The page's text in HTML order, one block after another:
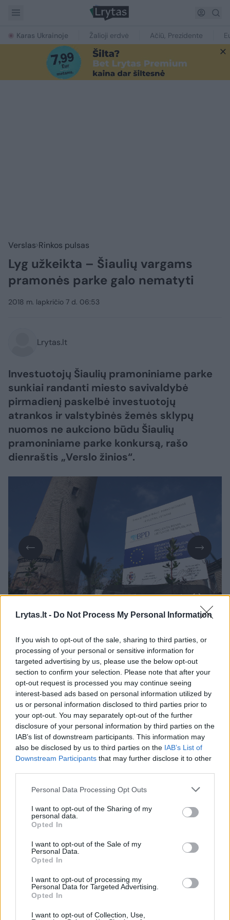
Lrytas.lt - Do Not Process My Personal Information
If you wish to opt-out of the sale, sharing to third parties, or
processing of your personal or sensitive information for
targeted advertising by us, please use the below opt-out
section to confirm your selection. Please note that after your
opt-out request is processed you may continue seeing
interest-based ads based on personal information utilized by
us or personal information disclosed to third parties prior to
your opt-out. You may separately opt-out of the further
disclosure of your personal information by third parties on the
IAB’s list of downstream participants. This information may
also be disclosed by us to third parties on the IAB’s List of
Downstream Participants that may further disclose it to other
Personal Data Processing Opt Outs
I want to opt-out of the Sharing of my
personal data.
Opted In
I want to opt-out of the Sale of my
Personal Data.
Opted In
I want to opt-out of processing my
Personal Data for Targeted Advertising.
Opted In
I want to opt-out of Collection, Use,
Karas Ukrainoje Žalioji erdvė Ačiū, Prezidente
Verslas Rinkos pulsas
Lyg užkeikta – Šiaulių vargams
pramonės parke galo nematyti
2018 m. lapkričio 7 d. 06:53
Lrytas.lt
Investuotojų Šiaulių pramoniniame parke
sunkiai randanti miesto savivaldybė
pirmadienį paskelbė investuotojų
atrankos ir valstybinės žemės sklypų
nuomos ne aukciono būdu Šiaulių
pramoniniame parke konkursą, rašo
dienraštis „Verslo žinios“.
Daugiau nuotraukų (1)
Potencialiems investuotojams iš viso siūlomi
penki sklypai: trys P.Motiekaičio gatvėje, po
vieną – Dubijos ir Pročiūnų gatvėse.
2008 metais veikti pradėjusiame Šiaulių
pramonės parke investuotojams jau yra
išnuomota 11 sklypų, dar trys šiuo metu
formuojami. Tačiau rasti investuotojų ir
dabartiniams 5 laisviems sklypams Šiaulių
Šiuos sklypus nesėkmingai buvo bandyta
išnuomoti rugpjūčio mėnesį, tačiau liepą
savivaldybei pavyko išnuomoti du pramonės
parko sklypus, kuriuose nusprendė kurtis dvi
vietos bendrovės – „Nostrada“ ir „Metmega“.
Savivaldybė naujų potencialių investuotojų